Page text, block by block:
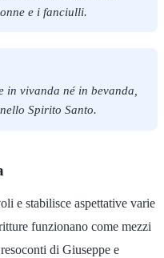
e i fanciulli.
in vivanda né in bevanda,
Spirito Santo.
e stabilisce aspettative varie
funzionano come mezzi
di Giuseppe e